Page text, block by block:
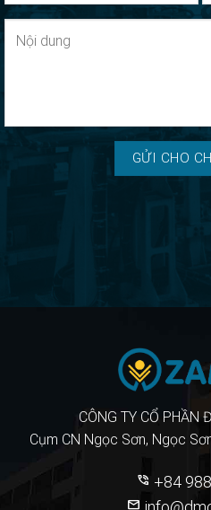
CÔNG TY CỔ PHẦN
Cụm CN Ngọc Sơn, Ngọc
phone_in_talk +84
mail